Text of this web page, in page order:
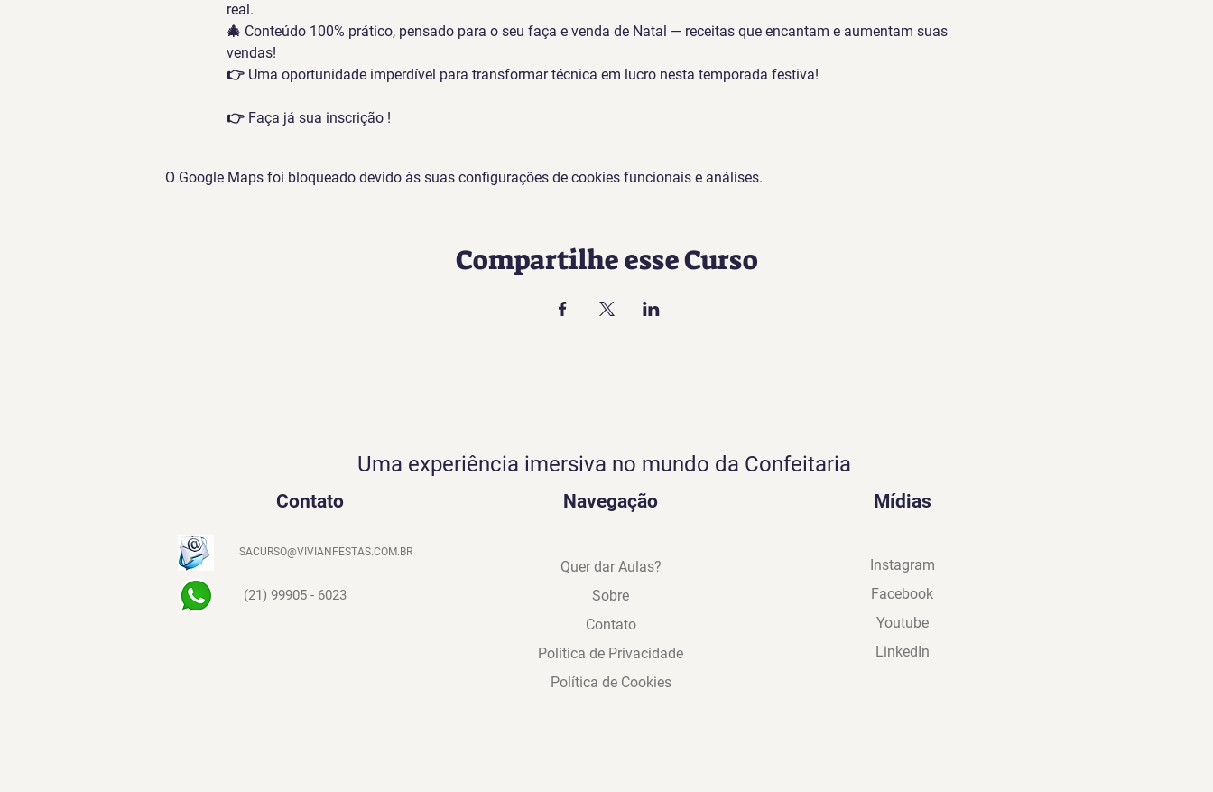
real.
🎄 Conteúdo 100% prático, pensado para o seu faça e venda de Natal — receitas que encantam e aumentam suas
vendas!
👉 Uma oportunidade imperdível para transformar técnica em lucro nesta temporada festiva!
👉 Faça já sua inscrição !
O Google Maps foi bloqueado devido às suas configurações de cookies funcionais e análises.
Compartilhe esse Curso
Uma experiência imersiva no mundo da Confeitaria
Contato
SACURSO@VIVIANFESTAS.COM.BR
(21) 99905 - 6023
Navegação
Quer dar Aulas?
Sobre
Contato
Política de Privacidade
Política de Cookies
Mídias
Instagram
Facebook
Youtube
LinkedIn